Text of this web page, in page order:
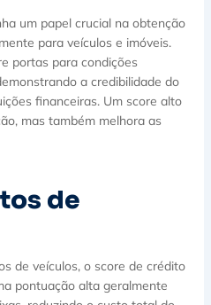
um papel crucial na obtenção
para veículos e imóveis.
portas para condições
a credibilidade do
financeiras. Um score alto
mas também melhora as
de
de veículos, o score de crédito
pontuação alta geralmente